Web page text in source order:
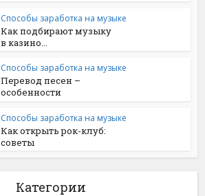
Способы заработка на музыке
Как подбирают музыку
в казино...
Способы заработка на музыке
Перевод песен –
особенности
Способы заработка на музыке
Как открыть рок-клуб:
советы
Категории